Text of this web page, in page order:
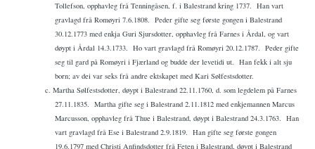
Tollefson, opphavleg frå Tenningåsen, f. i Balestrand kring 1737. Han vart
gravlagd frå Romøyri 7.6.1808. Peder gifte seg første gongen i Balestrand
30.12.1773 med enkja Guri Sjursdotter, opphavleg frå Farnes i Årdal, og vart
døypt i Årdal 14.3.1733. Ho vart gravlagd frå Romøyri 20.12.1787. Peder gifte
seg til gard på Romøyri i Fjærland og budde der levetidi ut. Han fekk i alt sju
born; av dei var seks frå andre ektskapet med Kari Sølfestsdotter.
c. Martha Sølfestsdotter, døypt i Balestrand 22.11.1760, d. som legdelem på Farnes
27.11.1835. Martha gifte seg i Balestrand 2.11.1812 med enkjemannen Marcus
Marcusson, opphavleg frå Thue i Balestrand, døypt i Balestrand 24.3.1763. Han
vart gravlagd frå Ese i Balestrand 2.9.1819. Han gifte seg første gongen
19.6.1797 med Christi Anfindsdotter frå Feten i Balestrand, døypt i Balestrand